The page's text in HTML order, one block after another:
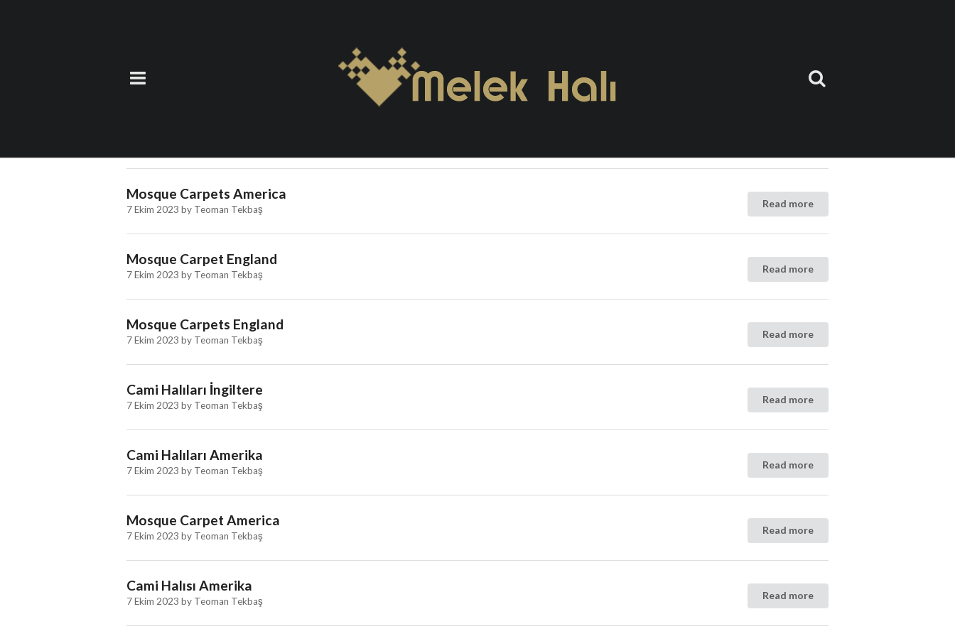
Etiket: Cami halı texture
Mosque Carpets America
7 Ekim 2023 by Teoman Tekbaş Read more
Mosque Carpet England
7 Ekim 2023 by Teoman Tekbaş Read more
Mosque Carpets England
7 Ekim 2023 by Teoman Tekbaş Read more
Cami Halıları İngiltere
7 Ekim 2023 by Teoman Tekbaş Read more
Cami Halıları Amerika
7 Ekim 2023 by Teoman Tekbaş Read more
Mosque Carpet America
7 Ekim 2023 by Teoman Tekbaş Read more
Cami Halısı Amerika
7 Ekim 2023 by Teoman Tekbaş Read more